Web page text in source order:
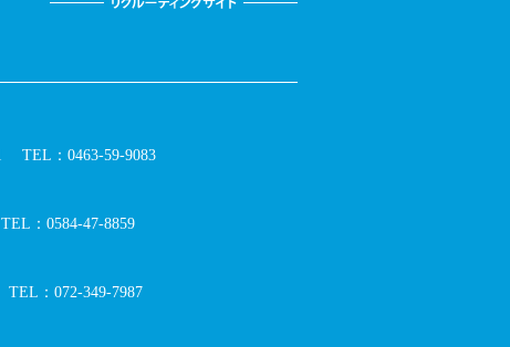
TEL：0463-59-9083
TEL：0584-47-8859
TEL：072-349-7987